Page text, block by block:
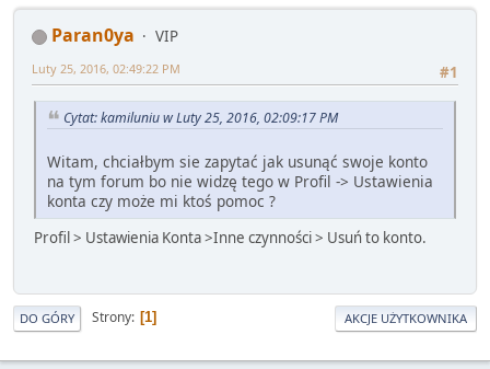
Paran0ya
VIP
#1
Luty 25, 2016, 02:49:22 PM
Cytat: kamiluniu w Luty 25, 2016, 02:09:17 PM
Witam, chciałbym sie zapytać jak usunąć swoje konto
na tym forum bo nie widzę tego w Profil -> Ustawienia
konta czy może mi ktoś pomoc ?
Profil > Ustawienia Konta >Inne czynności > Usuń to konto.
DO GÓRY Strony 1 AKCJE UŻYTKOWNIKA